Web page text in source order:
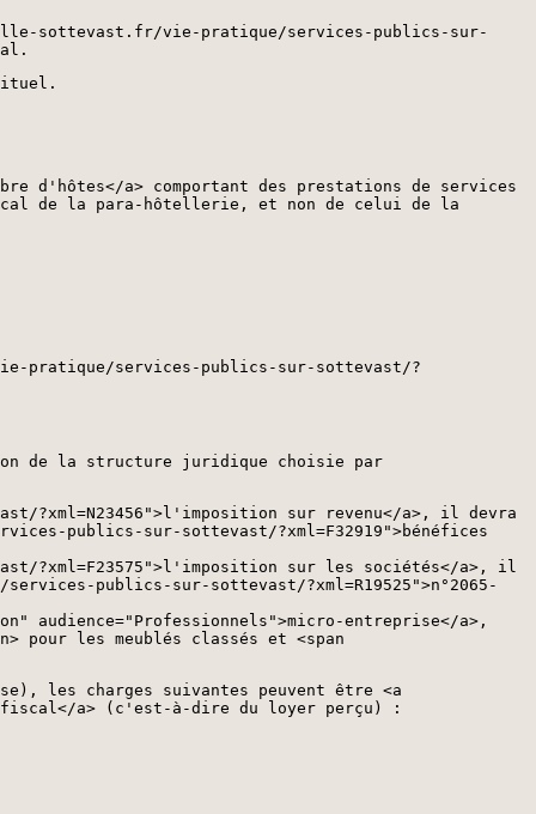
sottevast.fr/vie-pratique/services-publics-sur-
d'hôtes</a> comportant des prestations de services
de la para-hôtellerie, et non de celui de la
pratique/services-publics-sur-sottevast/?
de la structure juridique choisie par
sur revenu</a>, il devra
publics-sur-sottevast/?xml=F32919">bénéfices
?xml=F23575">l'imposition sur les sociétés</a>, il
publics-sur-sottevast/?xml=R19525">n°2065-
audience="Professionnels">micro-entreprise</a>,
pour les meublés classés et <span
les charges suivantes peuvent être <a
a> (c'est-à-dire du loyer perçu) :